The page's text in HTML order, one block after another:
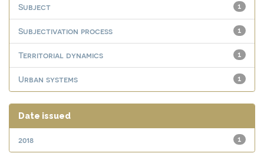
1
Subject
1
Subjectivation process
1
Territorial dynamics
1
Urban systems
Date issued
1
2018